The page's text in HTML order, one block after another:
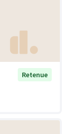
Retenue